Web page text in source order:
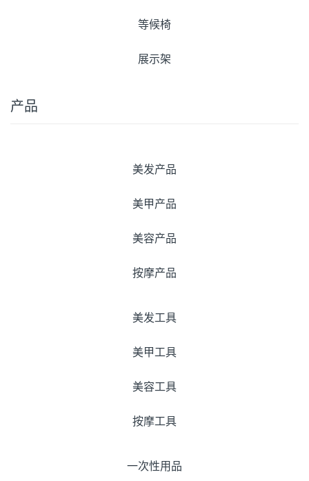
等候椅
展示架
产品
美发产品
美甲产品
美容产品
按摩产品
美发工具
美甲工具
美容工具
按摩工具
一次性用品